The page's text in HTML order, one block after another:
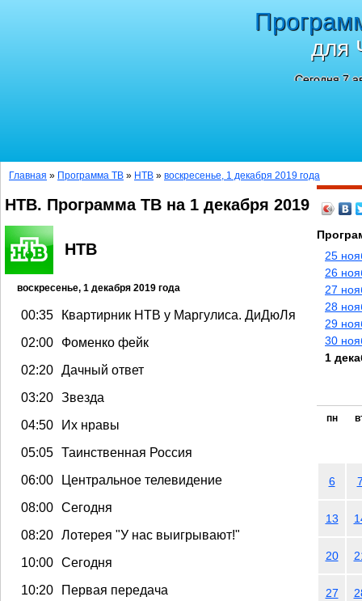
для
Сегодня 7
Главная » Программа ТВ » НТВ » воскресенье, 1 декабря 2019 года
НТВ. Программа ТВ на 1 декабря 2019
НТВ
воскресенье, 1 декабря 2019 года
00:35
Квартирник НТВ у Маргулиса. ДиДюЛя
02:00
Фоменко фейк
02:20 Дачный ответ
03:20 Звезда
04:50
Их нравы
05:05 Таинственная Россия
06:00
Центральное телевидение
08:00 Сегодня
08:20 Лотерея "У нас выигрывают!"
10:00 Сегодня
10:20
Первая передача
25
26
27
28
29
30
1
пн
6
13
20
27